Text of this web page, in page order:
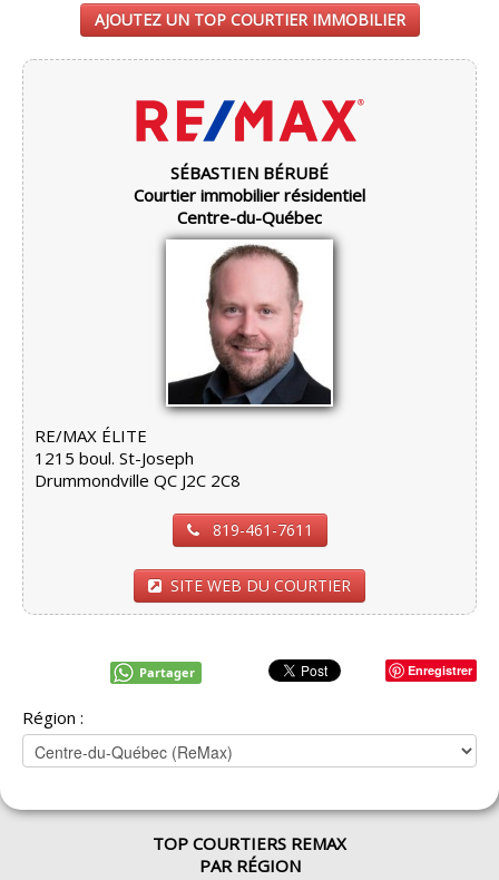
AJOUTEZ UN TOP COURTIER IMMOBILIER
SÉBASTIEN BÉRUBÉ
Courtier immobilier résidentiel
Centre-du-Québec
RE/MAX ÉLITE
1215 boul. St-Joseph
Drummondville QC J2C 2C8
819-461-7611
SITE WEB DU COURTIER
Enregistrer
Partager
Région :
TOP COURTIERS REMAX
PAR RÉGION